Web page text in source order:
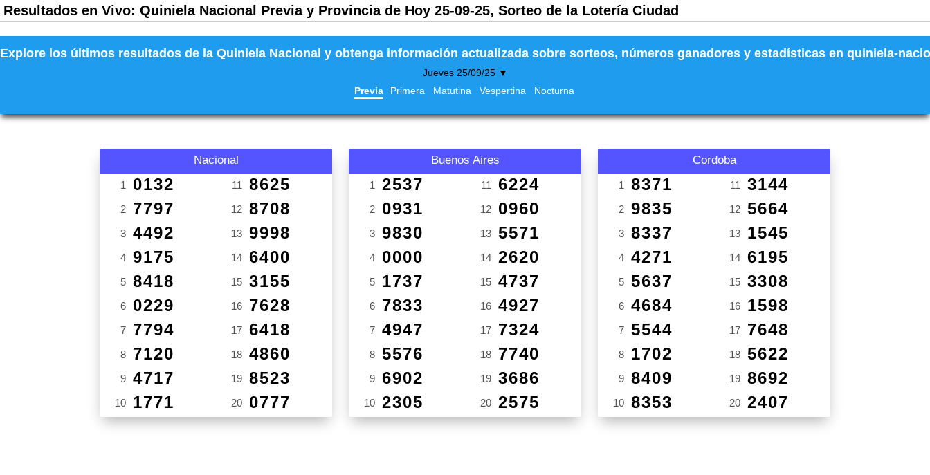
Resultados en Vivo: Quiniela Nacional Previa y Provincia de Hoy 25-09-25, Sorteo de la Lotería Ciudad
Explore los últimos resultados de la Quiniela Nacional y obtenga información actualizada sobre sorteos, números ganadores y estadísticas en quiniela-
Jueves 25/09/25 ▼
Previa
Primera Matutina Vespertina Nocturna
Nacional
1 0132
2 7797
3 4492
4 9175
5 8418
6 0229
7 7794
8 7120
9 4717
10 1771
11 8625
12 8708
13 9998
14 6400
15 3155
16 7628
17 6418
18 4860
19 8523
20 0777
Buenos Aires
1 2537
2 0931
3 9830
4 0000
5 1737
6 7833
7 4947
8 5576
9 6902
10 2305
11 6224
12 0960
13 5571
14 2620
15 4737
16 4927
17 7324
18 7740
19 3686
20 2575
Cordoba
1 8371
2 9835
3 8337
4 4271
5 5637
6 4684
7 5544
8 1702
9 8409
10 8353
11 3144
12 5664
13 1545
14 6195
15 3308
16 1598
17 7648
18 5622
19 8692
20 2407